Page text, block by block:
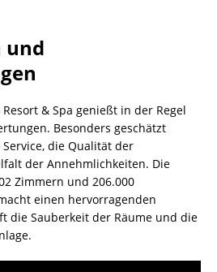
und
& Spa genießt in der Regel
Besonders geschätzt
die Qualität der
der Annehmlichkeiten. Die
Zimmern und 206.000
einen hervorragenden
die Sauberkeit der Räume und die